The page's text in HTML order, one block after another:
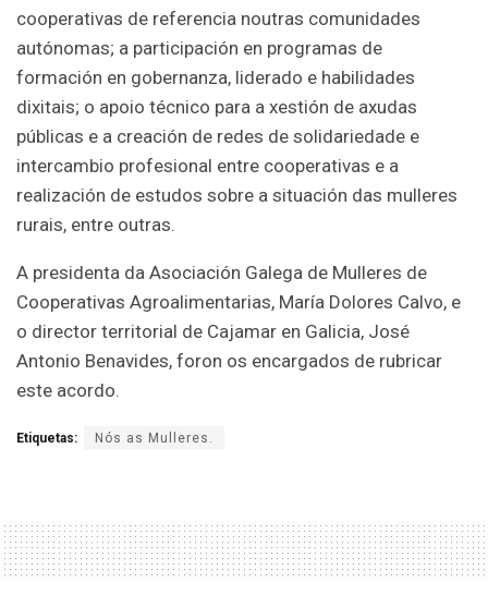
cooperativas de referencia noutras comunidades
autónomas; a participación en programas de
formación en gobernanza, liderado e habilidades
dixitais; o apoio técnico para a xestión de axudas
públicas e a creación de redes de solidariedade e
intercambio profesional entre cooperativas e a
realización de estudos sobre a situación das mulleres
rurais, entre outras.
A presidenta da Asociación Galega de Mulleres de
Cooperativas Agroalimentarias, María Dolores Calvo, e
o director territorial de Cajamar en Galicia, José
Antonio Benavides, foron os encargados de rubricar
este acordo.
Etiquetas: Nós as Mulleres.